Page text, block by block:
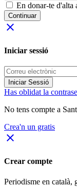
En donar-te d'alta
Continuar
close
Iniciar sessió
Iniciar Sessió
Has oblidat la
No tens compte a
Crea'n un gratis
close
Crear compte
Periodisme en català,